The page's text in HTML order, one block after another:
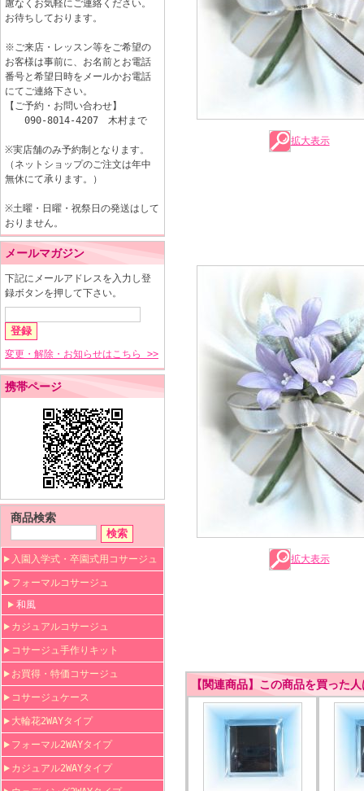
慮なくお気軽にご連絡ください。
お待ちしております。
※ご来店・レッスン等をご希望の
お客様は事前に、お名前とお電話
番号と希望日時をメールかお電話
にてご連絡下さい。
【ご予約・お問い合わせ】
090-8014-4207 木村まで
※実店舗のみ予約制となります。
（ネットショップのご注文は年中
無休にて承ります。）
※土曜・日曜・祝祭日の発送はして
おりません。
メールマガジン
下記にメールアドレスを入力し登
録ボタンを押して下さい。
変更・解除・お知らせはこちら >>
携帯ページ
商品検索
入園入学式・卒園式用コサージュ
フォーマルコサージュ
和風
カジュアルコサージュ
コサージュ手作りキット
お買得・特価コサージュ
コサージュケース
大輪花2WAYタイプ
フォーマル2WAYタイプ
カジュアル2WAYタイプ
拡大表示
拡大表示
【関連商品】この商品を買った